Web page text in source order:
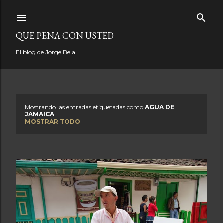
QUE PENA CON USTED
El blog de Jorge Bela.
t
r
a
d
Mostrando las entradas etiquetadas como AGUA DE
JAMAICA
MOSTRAR TODO